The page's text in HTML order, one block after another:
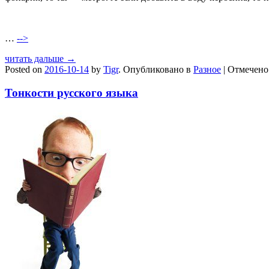
… -->
читать дальше →
Posted on 2016-10-14 by Tigr. Опубликовано в Разное | Отмечено
Тонкости русского языка